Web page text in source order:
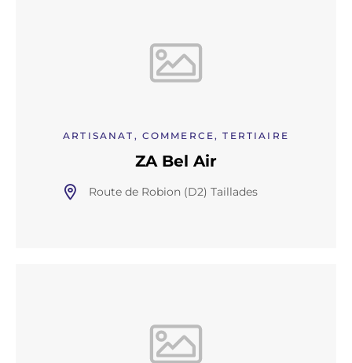
ARTISANAT, COMMERCE, TERTIAIRE
ZA Bel Air
Route de Robion (D2) Taillades